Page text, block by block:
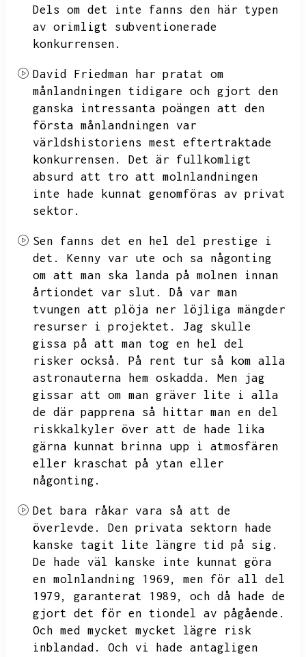
Dels om det inte fanns den här typen
av orimligt subventionerade
konkurrensen.
David Friedman har pratat om
månlandningen tidigare och gjort den
ganska intressanta poängen att den
första månlandningen var
världshistoriens mest eftertraktade
konkurrensen.
Det är fullkomligt
absurd att tro att molnlandningen
inte hade kunnat genomföras av privat
sektor.
Sen fanns det en hel del prestige i
det.
Kenny var ute och sa någonting
om att man ska landa på molnen innan
årtiondet var slut.
Då var man
tvungen att plöja ner löjliga mängder
resurser i projektet.
Jag skulle
gissa på att man tog en hel del
risker också.
På rent tur så kom alla
astronauterna hem oskadda.
Men jag
gissar att om man gräver lite i alla
de där papprena så hittar man en del
riskkalkyler över att de hade lika
gärna kunnat brinna upp i atmosfären
eller kraschat på ytan eller
någonting.
Det bara råkar vara så att de
överlevde.
Den privata sektorn hade
kanske tagit lite längre tid på sig.
De hade väl kanske inte kunnat göra
en molnlandning 1969,
men för all del
1979,
garanterat 1989,
och då hade de
gjort det för en tiondel av pågående.
Och med mycket mycket lägre risk
inblandad.
Och vi hade antagligen